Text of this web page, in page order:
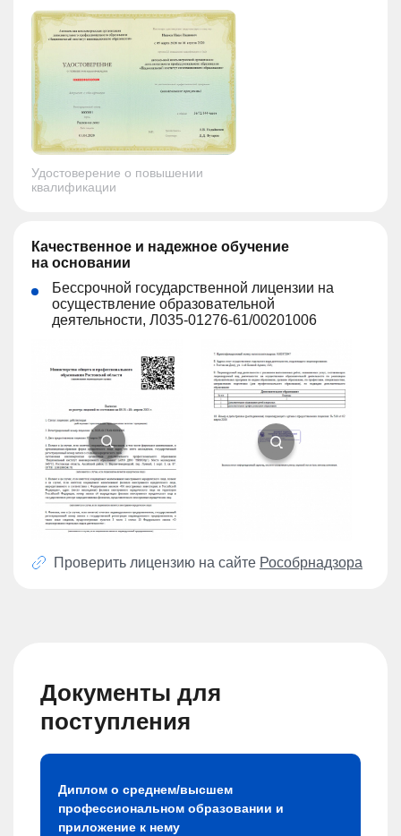
Удостоверение о повышении
квалификации
Качественное и надежное обучение
на основании
Бессрочной государственной лицензии на
осуществление образовательной
деятельности, Л035-01276-61/00201006
Проверить лицензию на сайте Рособрнадзора
Документы для
поступления
Диплом о среднем/высшем
профессиональном образовании и
приложение к нему